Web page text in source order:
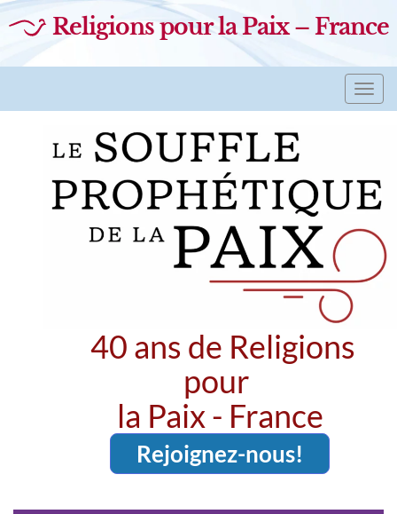
Religions pour la Paix – France
40 ans de Religions
pour
la Paix - France
Rejoignez-nous!